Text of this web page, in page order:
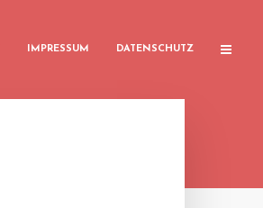
IMPRESSUM DATENSCHUTZ